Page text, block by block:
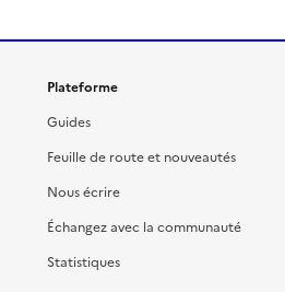
Plateforme
Guides
Feuille de route et nouveautés
Nous écrire
Échangez avec la communauté
Statistiques